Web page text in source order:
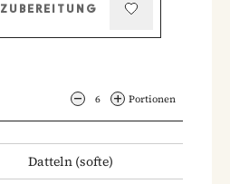
ZUBEREITUNG
6 Portionen
Datteln (softe)